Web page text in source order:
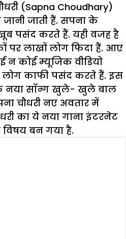
(Sapna Choudhary)
जाती हैं. सपना के
पसंद करते हैं. यही वजह है
पर लाखों लोग फिदा हैं. आए
न कोई म्यूजिक वीडियो
काफी पसंद करते हैं. इस
नया सॉन्ग खुले- खुले बाल
चौधरी नए अवतार में
का ये नया गाना इंटरनेट
विषय बन गया है.